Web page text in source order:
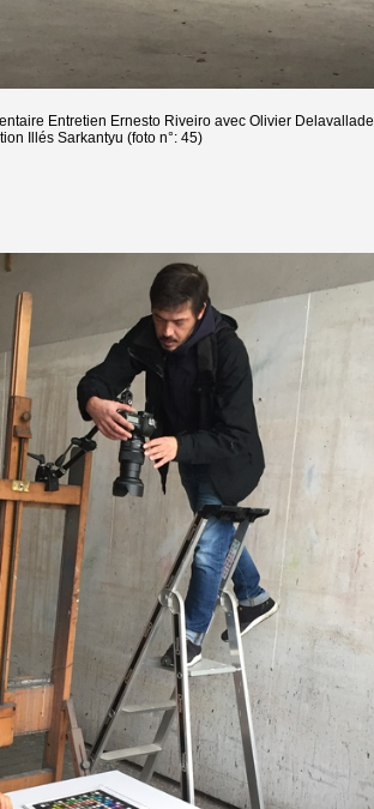
Entretien Ernesto Riveiro avec Olivier Delavallade
Illés Sarkantyu (foto n°: 45)